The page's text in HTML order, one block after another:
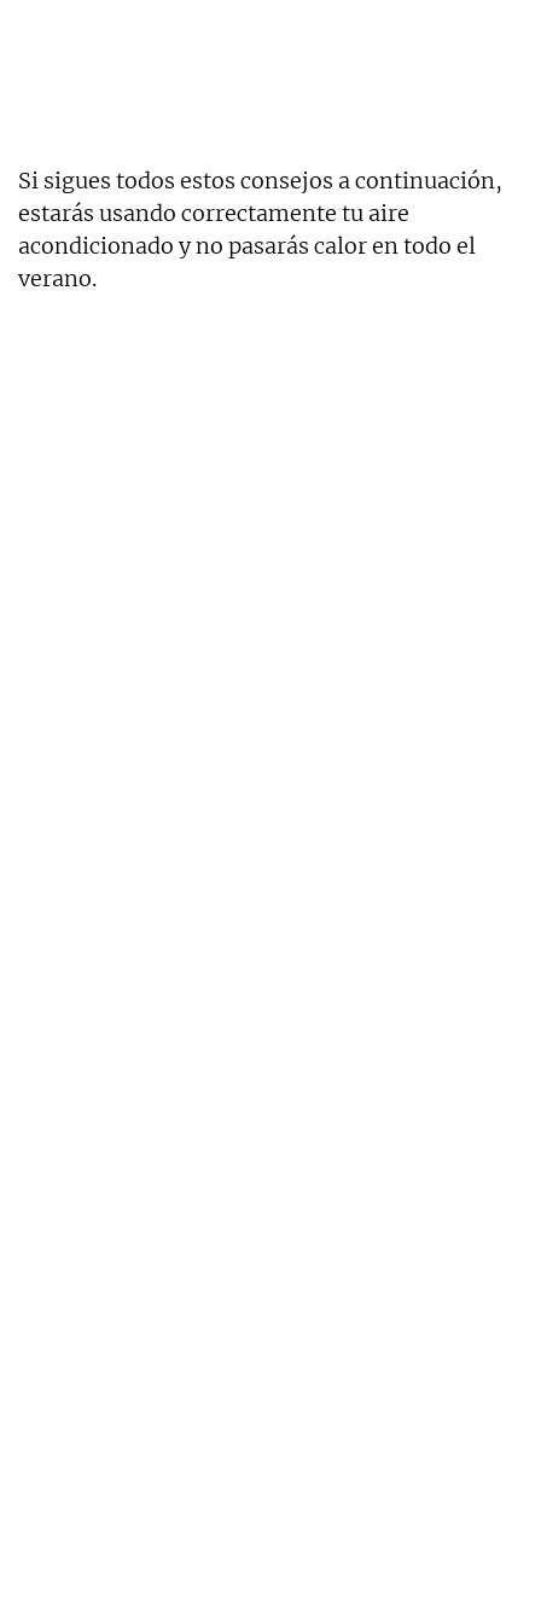
Si sigues todos estos consejos a continuación,
estarás usando correctamente tu aire
acondicionado y no pasarás calor en todo el
verano.